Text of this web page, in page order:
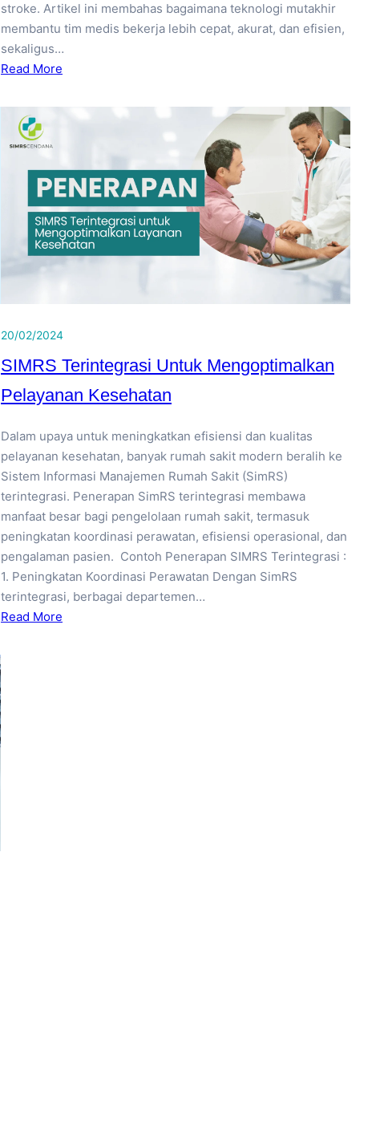
stroke. Artikel ini membahas bagaimana teknologi mutakhir
membantu tim medis bekerja lebih cepat, akurat, dan efisien,
sekaligus…
Read More
20/02/2024
SIMRS Terintegrasi Untuk Mengoptimalkan
Pelayanan Kesehatan
Dalam upaya untuk meningkatkan efisiensi dan kualitas
pelayanan kesehatan, banyak rumah sakit modern beralih ke
Sistem Informasi Manajemen Rumah Sakit (SimRS)
terintegrasi. Penerapan SimRS terintegrasi membawa
manfaat besar bagi pengelolaan rumah sakit, termasuk
peningkatan koordinasi perawatan, efisiensi operasional, dan
pengalaman pasien. Contoh Penerapan SIMRS Terintegrasi :
1. Peningkatan Koordinasi Perawatan Dengan SimRS
terintegrasi, berbagai departemen…
Read More